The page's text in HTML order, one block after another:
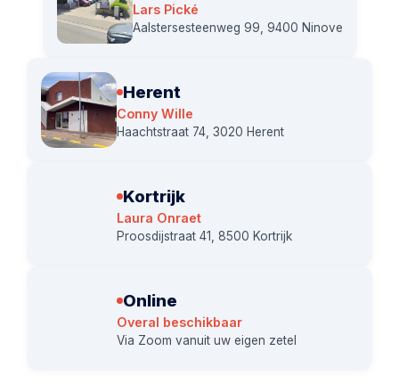
Lars Pické
Aalstersesteenweg 99, 9400 Ninove
Herent
Conny Wille
Haachtstraat 74, 3020 Herent
Kortrijk
Laura Onraet
Proosdijstraat 41, 8500 Kortrijk
Online
Overal beschikbaar
Via Zoom vanuit uw eigen zetel